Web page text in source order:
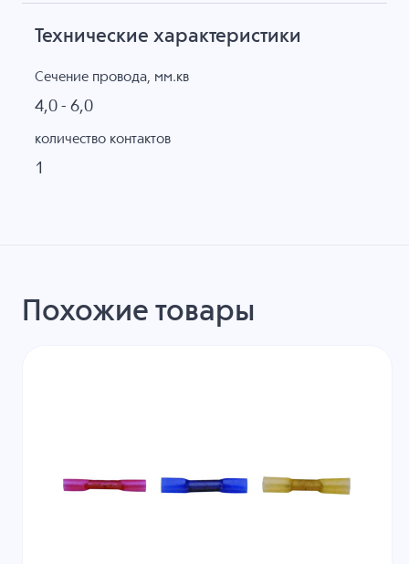
Технические характеристики
Сечение провода, мм.кв
4,0 - 6,0
количество контактов
1
Похожие товары